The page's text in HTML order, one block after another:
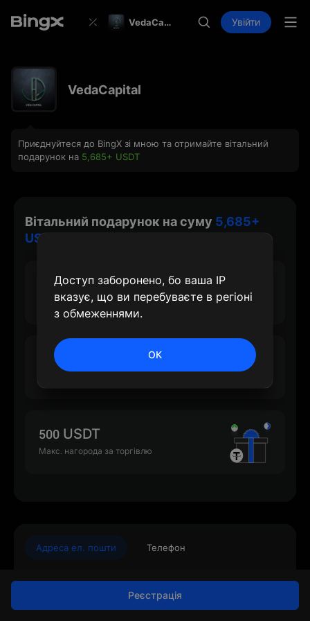
VedaCapital Увійти
VedaCapital
Приєднуйтеся до BingX зі мною та отримайте вітальний
подарунок на 5,685+ USDT
Вітальний подарунок на суму 5,685+
USDT
30 USDT
Макс. нагорода за створення акаунту
500 USDT
500 USDT
Макс. нагорода за торгівлю
Адреса ел. пошти Телефон
Доступ заборонено, бо ваша IP
вказує, що ви перебуваєте в регіоні
з обмеженнями.
ОК
Реєстрація